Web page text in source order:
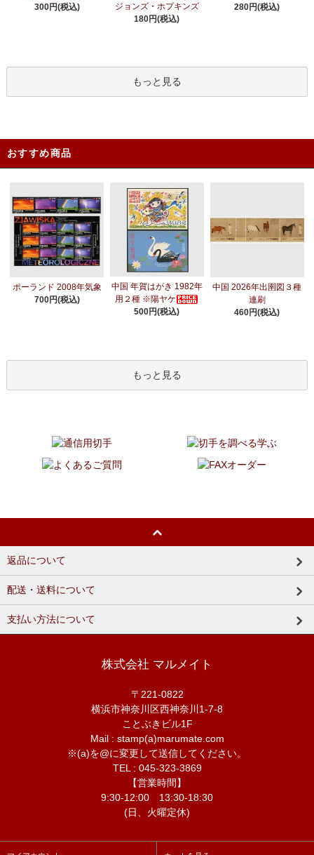
300円(税込)
ジョンズ・ホプキンズ
180円(税込)
280円(税込)
もっと見る
おすすめ商品
ポーランド 2008年気象
700円(税込)
中国 年賀はがき 1982年
用２種 ※陽ヤケ
500円(税込)
中国 2026年出圉図３種
連刷
460円(税込)
もっと見る
返品について
配送・送料について
支払い方法について
株式会社 マルメイト
〒221-0822
横浜市神奈川区西神奈川1-7-8
ことぶきビル1F
Mail : stamp(a)marumate.com
※(a)を@に変更して送信してください。
TEL : 045-323-3869
【営業時間】
9:30-12:00 13:30-18:30
(日、火曜定休)